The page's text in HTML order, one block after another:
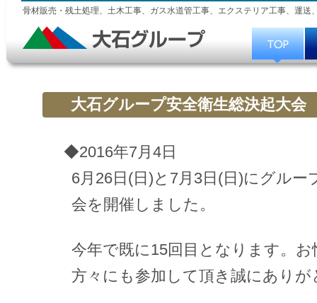
骨材販売・残土処理、土木工事、ガス水道管工事、エクステリア工事、運送
大石グループ安全衛生総決起大会
◆2016年7月4日
6月26日(日)と7月3日(日)にグルー
会を開催しました。
今年で既に15回目となります。
方々にも参加して頂き誠にあり